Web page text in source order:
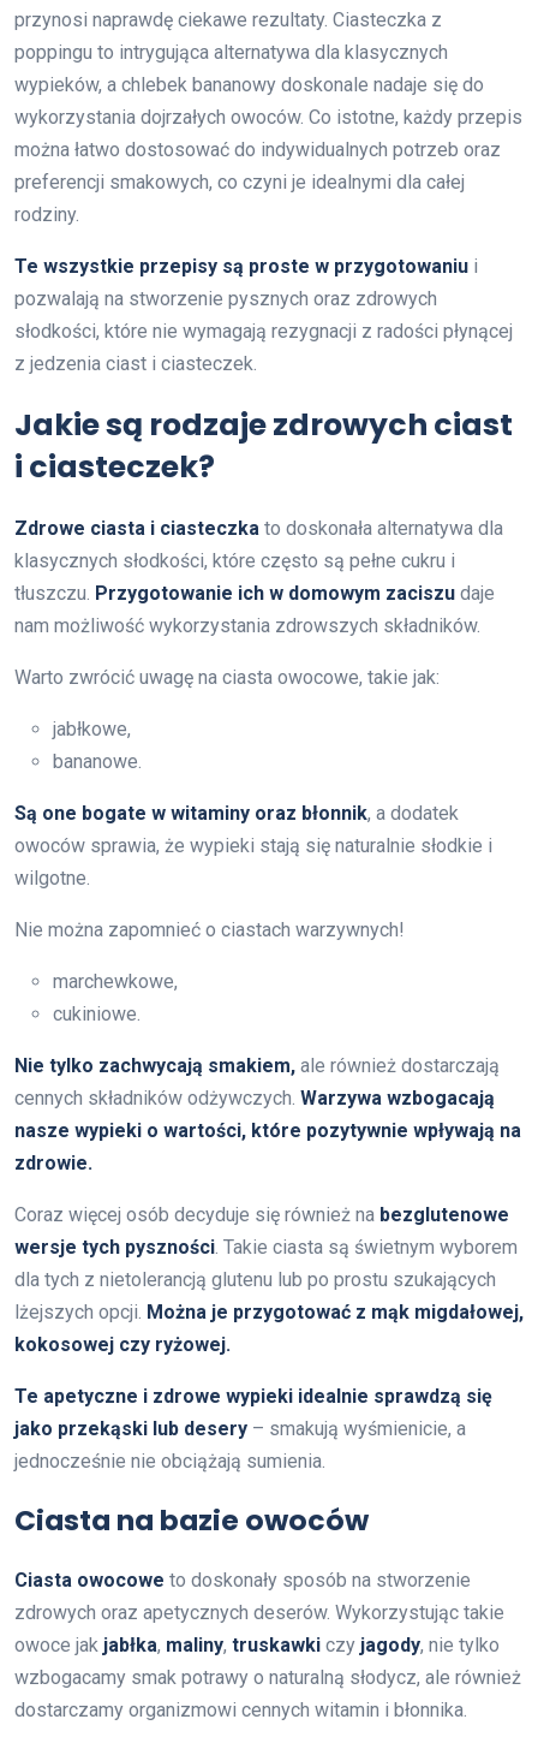
przynosi naprawdę ciekawe rezultaty. Ciasteczka z
poppingu to intrygująca alternatywa dla klasycznych
wypieków, a chlebek bananowy doskonale nadaje się do
wykorzystania dojrzałych owoców. Co istotne, każdy przepis
można łatwo dostosować do indywidualnych potrzeb oraz
preferencji smakowych, co czyni je idealnymi dla całej
rodziny.
Te wszystkie przepisy są proste w przygotowaniu i
pozwalają na stworzenie pysznych oraz zdrowych
słodkości, które nie wymagają rezygnacji z radości płynącej
z jedzenia ciast i ciasteczek.
Jakie są rodzaje zdrowych ciast
i ciasteczek?
Zdrowe ciasta i ciasteczka to doskonała alternatywa dla
klasycznych słodkości, które często są pełne cukru i
tłuszczu. Przygotowanie ich w domowym zaciszu daje
nam możliwość wykorzystania zdrowszych składników.
Warto zwrócić uwagę na ciasta owocowe, takie jak:
jabłkowe,
bananowe.
Są one bogate w witaminy oraz błonnik, a dodatek
owoców sprawia, że wypieki stają się naturalnie słodkie i
wilgotne.
Nie można zapomnieć o ciastach warzywnych!
marchewkowe,
cukiniowe.
Nie tylko zachwycają smakiem, ale również dostarczają
cennych składników odżywczych. Warzywa wzbogacają
nasze wypieki o wartości, które pozytywnie wpływają na
zdrowie.
Coraz więcej osób decyduje się również na bezglutenowe
wersje tych pyszności . Takie ciasta są świetnym wyborem
dla tych z nietolerancją glutenu lub po prostu szukających
lżejszych opcji. Można je przygotować z mąk migdałowej,
kokosowej czy ryżowej.
Te apetyczne i zdrowe wypieki idealnie sprawdzą się
jako przekąski lub desery – smakują wyśmienicie, a
jednocześnie nie obciążają sumienia.
Ciasta na bazie owoców
Ciasta owocowe to doskonały sposób na stworzenie
zdrowych oraz apetycznych deserów. Wykorzystując takie
owoce jak jabłka, maliny, truskawki czy jagody, nie tylko
wzbogacamy smak potrawy o naturalną słodycz, ale również
dostarczamy organizmowi cennych witamin i błonnika.